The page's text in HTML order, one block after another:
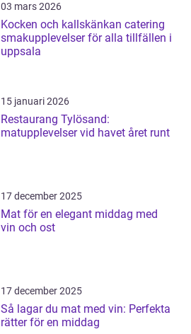
03 mars 2026
Kocken och kallskänkan catering
smakupplevelser för alla tillfällen i
uppsala
15 januari 2026
Restaurang Tylösand:
matupplevelser vid havet året runt
17 december 2025
Mat för en elegant middag med
vin och ost
17 december 2025
Så lagar du mat med vin: Perfekta
rätter för en middag